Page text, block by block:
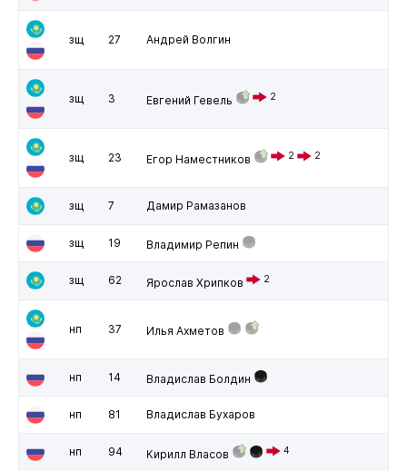
зщ 27 Андрей Волгин
зщ 3 Евгений Гевель 2
зщ 23 Егор Наместников 2 2
зщ 7 Дамир Рамазанов
зщ 19 Владимир Репин
зщ 62 Ярослав Хрипков 2
нп 37 Илья Ахметов
нп 14 Владислав Болдин
нп 81 Владислав Бухаров
нп 94 Кирилл Власов 4